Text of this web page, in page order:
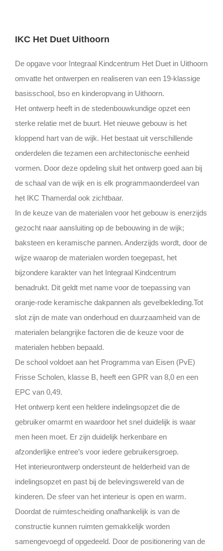
IKC Het Duet Uithoorn
De opgave voor Integraal Kindcentrum Het Duet in Uithoorn
omvatte het ontwerpen en realiseren van een 19-klassige
basisschool, bso en kinderopvang in Uithoorn.
Het ontwerp heeft in de stedenbouwkundige opzet een
sterke relatie met de buurt. Het nieuwe gebouw is het
kloppend hart van de wijk. Het bestaat uit verschillende
onderdelen die tezamen een architectonische eenheid
vormen. Door deze opdeling sluit het ontwerp goed aan bij
de schaal van de wijk en is elk programmaonderdeel van
het IKC Thamerdal ook zichtbaar.
In de keuze van de materialen voor het gebouw is enerzijds
gezocht naar aansluiting op de bebouwing in de wijk;
baksteen en keramische pannen. Anderzijds wordt, door de
wijze waarop de materialen worden toegepast, het
bijzondere karakter van het Integraal Kindcentrum
benadrukt. Dit geldt met name voor de toepassing van
oranje-rode keramische dakpannen als gevelbekleding.Tot
slot zijn de mate van onderhoud en duurzaamheid van de
materialen belangrijke factoren die de keuze voor de
materialen hebben bepaald.
De school voldoet aan het Programma van Eisen (PvE)
Frisse Scholen, klasse B, heeft een GPR van 8,0 en een
EPC van 0,49.
Het ontwerp kent een heldere indelingsopzet die de
gebruiker omarmt en waardoor het snel duidelijk is waar
men heen moet. Er zijn duidelijk herkenbare en
afzonderlijke entree’s voor iedere gebruikersgroep.
Het interieurontwerp ondersteunt de helderheid van de
indelingsopzet en past bij de belevingswereld van de
kinderen. De sfeer van het interieur is open en warm.
Doordat de ruimtescheiding onafhankelijk is van de
constructie kunnen ruimten gemakkelijk worden
samengevoegd of opgedeeld. Door de positionering van de